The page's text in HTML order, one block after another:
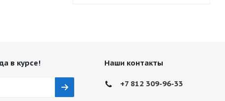
в курсе! Наши контакты
+7 812 309-96-33